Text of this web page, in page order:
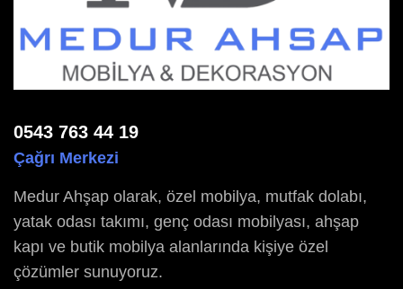
0543 763 44 19
Çağrı Merkezi
Medur Ahşap olarak, özel mobilya, mutfak dolabı,
yatak odası takımı, genç odası mobilyası, ahşap
kapı ve butik mobilya alanlarında kişiye özel
çözümler sunuyoruz.